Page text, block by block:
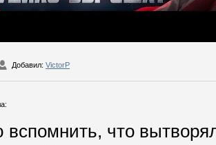
Добавил: VictorP
:
вспомнить, что